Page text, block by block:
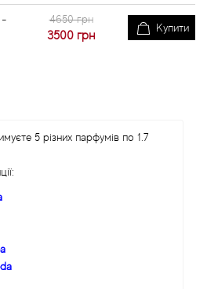
-
4650 грн
3500 грн
Купити
5 різних парфумів по 1.7